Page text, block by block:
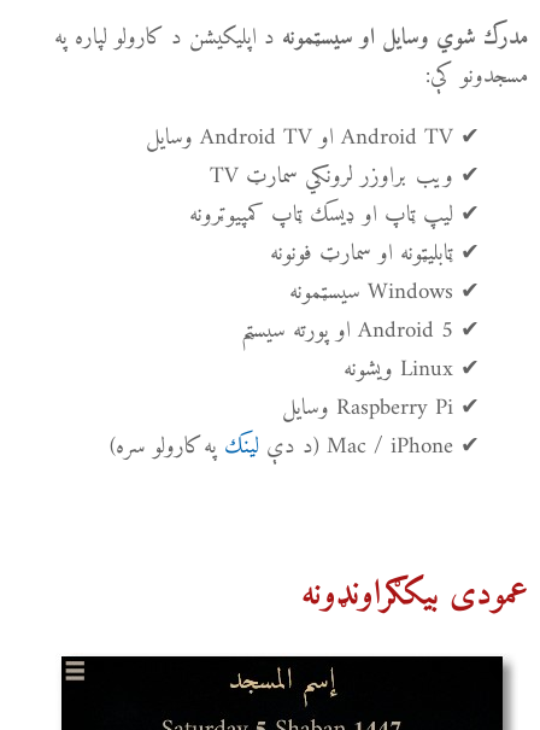
مدرک شوي وسایل او سیسټمونه د اپلیکیشن د کارولو لپاره په
مسجدونو کې:
✔ Android TV او Android TV وسایل
✔ ویب براوزر لرونکي سمارټ TV
✔ لیپ ټاپ او ډیسک ټاپ کمپیوټرونه
✔ ټابلیټونه او سمارټ فونونه
✔ Windows سیسټمونه
✔ Android 5 او پورته سیسټم
✔ Linux ویشونه
✔ Raspberry Pi وسایل
✔ Mac / iPhone (د دې
لینکپه کارولو سره)
عمودی بیکګراونډونه